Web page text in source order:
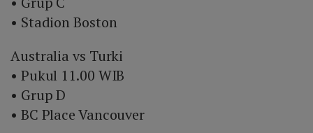
• Stadion Boston
Australia vs Turki
• Pukul 11.00 WIB
• Grup D
• BC Place Vancouver